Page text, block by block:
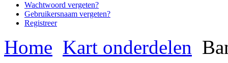
Wachtwoord vergeten?
Gebruikersnaam vergeten?
Registreer
Home Kart onderdelen